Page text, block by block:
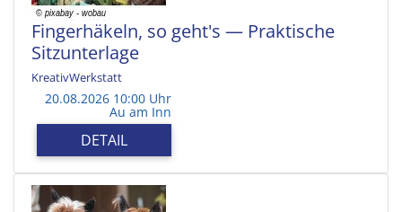
Fingerhäkeln, so geht's — Praktische
Sitzunterlage
KreativWerkstatt
20.08.2026 10:00 Uhr
Au am Inn
DETAIL